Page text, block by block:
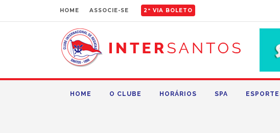
HOME ASSOCIE-SE 2ª VIA BOLETO
HOME O CLUBE HORÁRIOS SPA